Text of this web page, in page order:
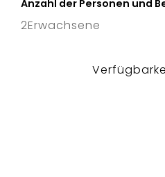
Anzahl der Personen und
2Erwachsene